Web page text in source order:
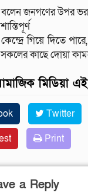
জনগণের উপর
গিয়ে দিতে
কাছে দোয়া
মিডিয়া
Twitter
Print
a Reply